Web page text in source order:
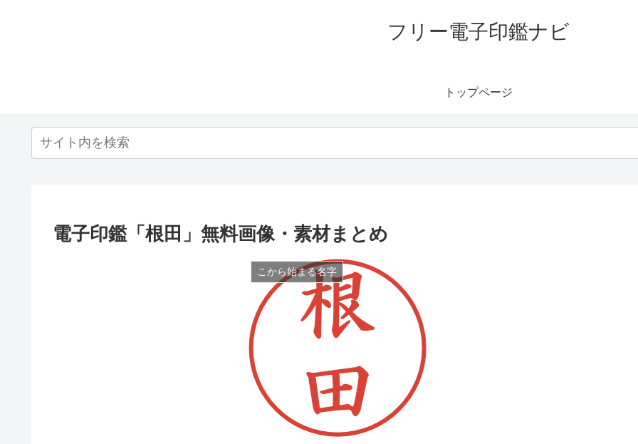
フリー電子印鑑ナビ
トップページ
電子印鑑「根田」無料画像・素材まとめ
こから始まる名字